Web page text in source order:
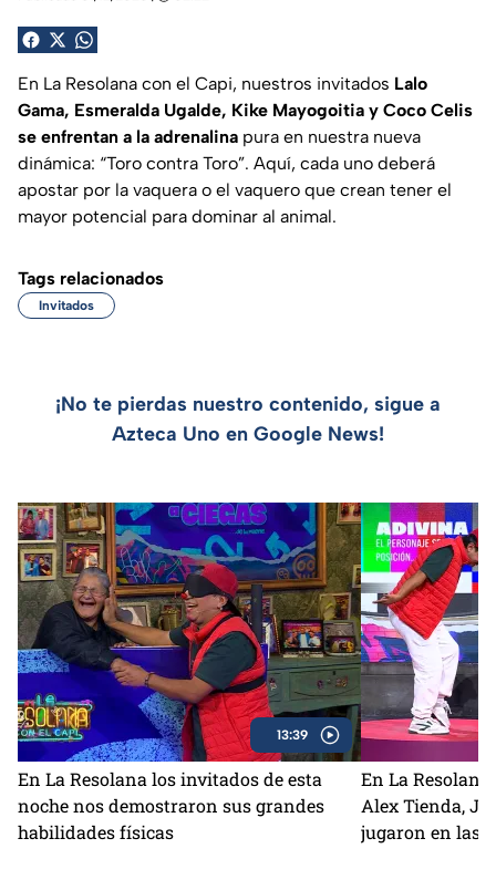
En La Resolana con el Capi, nuestros invitados Lalo
Gama, Esmeralda Ugalde, Kike Mayogoitia y Coco Celis
se enfrentan a la adrenalina pura en nuestra nueva
dinámica: “Toro contra Toro”. Aquí, cada uno deberá
apostar por la vaquera o el vaquero que crean tener el
mayor potencial para dominar al animal.
Tags relacionados
Invitados
¡No te pierdas nuestro contenido, sigue a
Azteca Uno en Google News!
13:39
En La Resolana los invitados de esta
noche nos demostraron sus grandes
habilidades físicas
En La
Alex Tienda,
jugaron en las